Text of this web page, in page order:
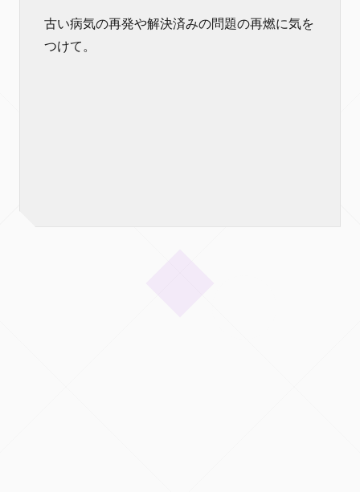
古い病気の再発や解決済みの問題の再燃に気を
つけて。